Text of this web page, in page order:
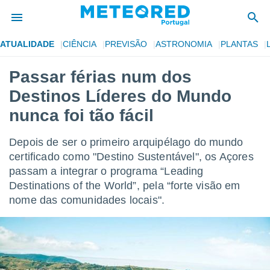
da
foi
para
fornecidas
das
digital
ATUALIDADE CIÊNCIA PREVISÃO ASTRONOMIA PLANTAS
Passar férias num dos
Destinos Líderes do Mundo
nunca foi tão fácil
Depois de ser o primeiro arquipélago do mundo
certificado como "Destino Sustentável", os Açores
passam a integrar o programa “Leading
Destinations of the World”, pela “forte visão em
nome das comunidades locais".